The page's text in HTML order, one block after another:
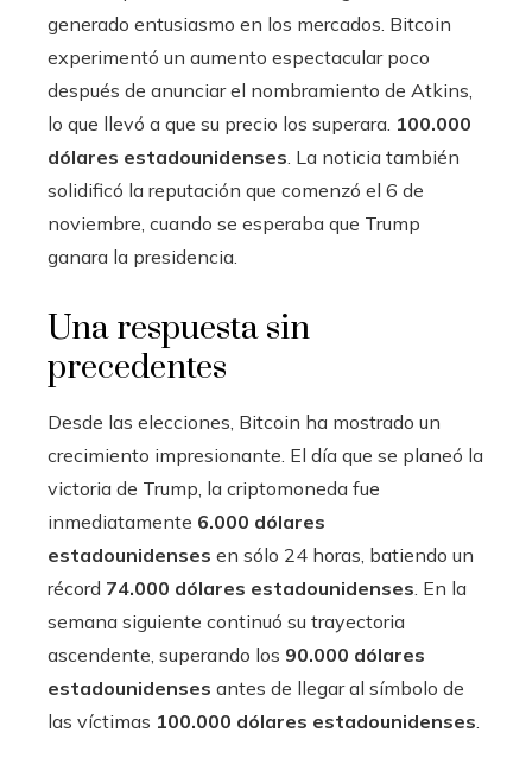
generado entusiasmo en los mercados. Bitcoin
experimentó un aumento espectacular poco
después de anunciar el nombramiento de Atkins,
lo que llevó a que su precio los superara. 100.000
dólares estadounidenses. La noticia también
solidificó la reputación que comenzó el 6 de
noviembre, cuando se esperaba que Trump
ganara la presidencia.
Una respuesta sin
precedentes
Desde las elecciones, Bitcoin ha mostrado un
crecimiento impresionante. El día que se planeó la
victoria de Trump, la criptomoneda fue
inmediatamente 6.000 dólares
estadounidenses en sólo 24 horas, batiendo un
récord 74.000 dólares estadounidenses. En la
semana siguiente continuó su trayectoria
ascendente, superando los 90.000 dólares
estadounidenses antes de llegar al símbolo de
las víctimas 100.000 dólares estadounidenses.